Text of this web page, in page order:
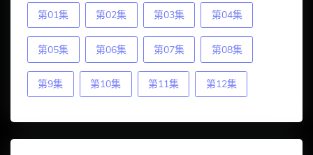
第01集 第02集 第03集 第04集
第05集 第06集 第07集 第08集
第9集 第10集 第11集 第12集